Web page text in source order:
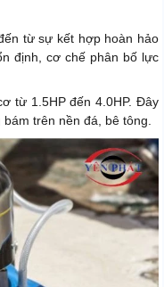
từ sự kết hợp hoàn hảo
định, cơ chế phân bố lực
từ 1.5HP đến 4.0HP. Đây
trên nền đá, bê tông.